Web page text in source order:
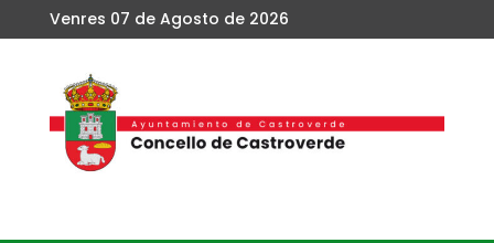
Venres 07 de Agosto de 2026